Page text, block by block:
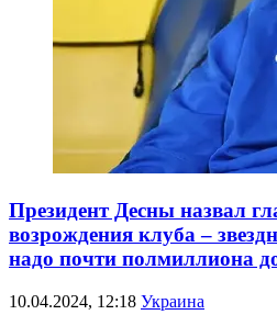
Президент Десны назвал
возрождения клуба –
надо почти полмиллиона
10.04.2024, 12:18 Украина